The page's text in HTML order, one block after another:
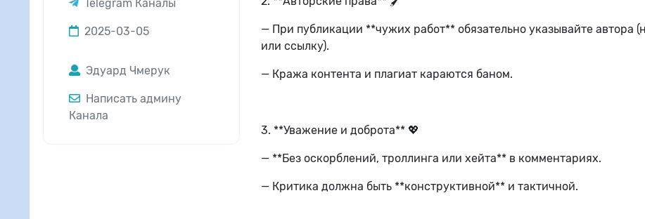
Telegram Каналы
2025-03-05
Эдуард Чмерук
Написать админу
Канала
— При публикации **чужих работ** обязательно указывайте автора
или ссылку).
— Кража контента и плагиат караются баном.
3. **Уважение и доброта** 💖
— **Без оскорблений, троллинга или хейта** в комментариях.
— Критика должна быть **конструктивной** и тактичной.